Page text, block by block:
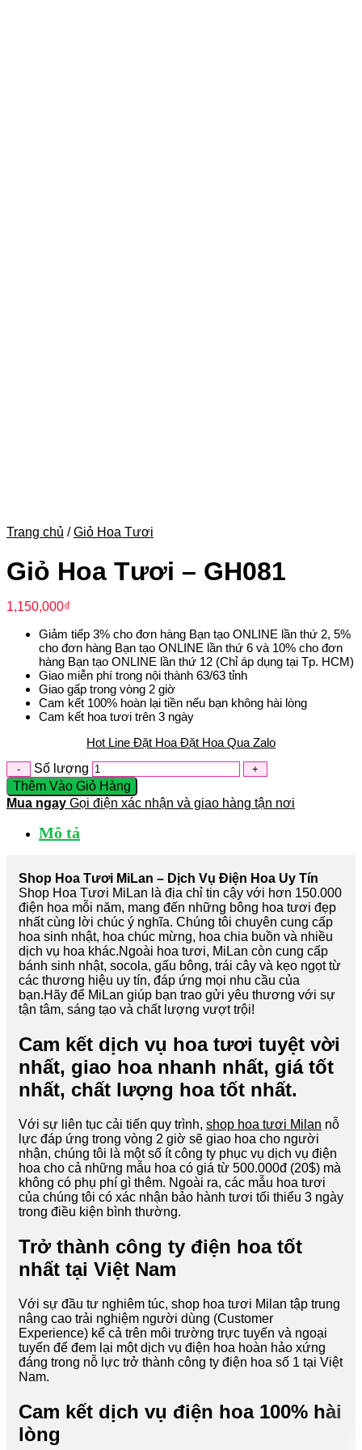
Trang chủ / Giỏ Hoa Tươi
Giỏ Hoa Tươi – GH081
1,150,000₫
Giảm tiếp 3% cho đơn hàng Bạn tạo ONLINE lần thứ 2, 5%
cho đơn hàng Bạn tạo ONLINE lần thứ 6 và 10% cho đơn
hàng Bạn tạo ONLINE lần thứ 12 (Chỉ áp dụng tại Tp. HCM)
Giao miễn phí trong nội thành 63/63 tỉnh
Giao gấp trong vòng 2 giờ
Cam kết 100% hoàn lại tiền nếu bạn không hài lòng
Cam kết hoa tươi trên 3 ngày
Hot Line Đặt Hoa Đặt Hoa Qua Zalo
Số lượng
Thêm Vào Giỏ Hàng
Mua ngay Gọi điện xác nhận và giao hàng tận nơi
Mô tả
Shop Hoa Tươi MiLan – Dịch Vụ Điện Hoa Uy Tín
Shop Hoa Tươi MiLan là địa chỉ tin cậy với hơn 150.000
điện hoa mỗi năm, mang đến những bông hoa tươi đẹp
nhất cùng lời chúc ý nghĩa. Chúng tôi chuyên cung cấp
hoa sinh nhật, hoa chúc mừng, hoa chia buồn và nhiều
dịch vụ hoa khác.Ngoài hoa tươi, MiLan còn cung cấp
bánh sinh nhật, socola, gấu bông, trái cây và kẹo ngọt từ
các thương hiệu uy tín, đáp ứng mọi nhu cầu của
bạn.Hãy để MiLan giúp bạn trao gửi yêu thương với sự
tận tâm, sáng tạo và chất lượng vượt trội!
Cam kết dịch vụ hoa tươi tuyệt vời
nhất, giao hoa nhanh nhất, giá tốt
nhất, chất lượng hoa tốt nhất.
Với sự liên tục cải tiến quy trình, shop hoa tươi Milan nỗ
lực đáp ứng trong vòng 2 giờ sẽ giao hoa cho người
nhận, chúng tôi là một số ít công ty phục vụ dịch vụ điện
hoa cho cả những mẫu hoa có giá từ 500.000đ (20$) mà
không có phụ phí gì thêm. Ngoài ra, các mẫu hoa tươi
của chúng tôi có xác nhận bảo hành tươi tối thiểu 3 ngày
trong điều kiện bình thường.
Trở thành công ty điện hoa tốt
nhất tại Việt Nam
Với sự đầu tư nghiêm túc, shop hoa tươi Milan tập trung
nâng cao trải nghiệm người dùng (Customer
Experience) kể cả trên môi trường trực tuyến và ngoại
tuyến để đem lại một dịch vụ điện hoa hoàn hảo xứng
đáng trong nỗ lực trở thành công ty điện hoa số 1 tại Việt
Nam.
Cam kết dịch vụ điện hoa 100% hài
lòng